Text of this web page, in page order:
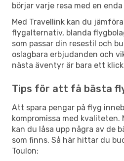
börjar varje resa med en
Med Travellink kan du
flygalternativ, blanda
som passar din resestil och
oslagbara erbjudanden och
nästa äventyr är bara ett
Tips för att få bästa
Att spara pengar på flyg
kompromissa med kvaliteten.
kan du låsa upp några av de
som finns. Så här hittar du
Toulon: